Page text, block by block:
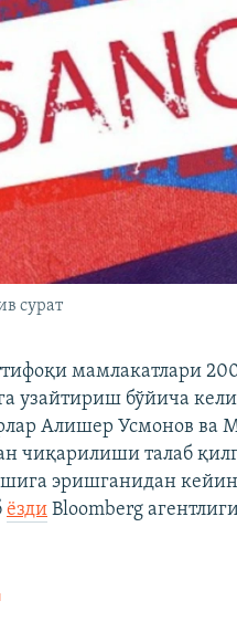
сурат
мамлакатлари
узайтириш бўйича
Алишер Усмонов ва
чиқарилиши талаб
эришганидан
ёзди Bloomberg